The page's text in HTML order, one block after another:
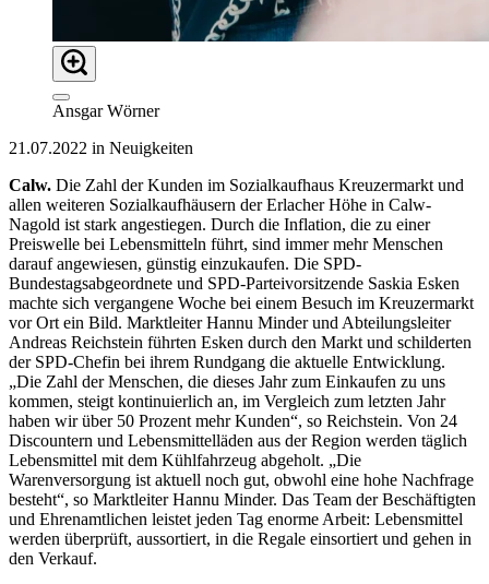
Ansgar Wörner
21.07.2022 in Neuigkeiten
Calw. Die Zahl der Kunden im Sozialkaufhaus Kreuzermarkt und
allen weiteren Sozialkaufhäusern der Erlacher Höhe in Calw-
Nagold ist stark angestiegen. Durch die Inflation, die zu einer
Preiswelle bei Lebensmitteln führt, sind immer mehr Menschen
darauf angewiesen, günstig einzukaufen. Die SPD-
Bundestagsabgeordnete und SPD-Parteivorsitzende Saskia Esken
machte sich vergangene Woche bei einem Besuch im Kreuzermarkt
vor Ort ein Bild. Marktleiter Hannu Minder und Abteilungsleiter
Andreas Reichstein führten Esken durch den Markt und schilderten
der SPD-Chefin bei ihrem Rundgang die aktuelle Entwicklung.
„Die Zahl der Menschen, die dieses Jahr zum Einkaufen zu uns
kommen, steigt kontinuierlich an, im Vergleich zum letzten Jahr
haben wir über 50 Prozent mehr Kunden“, so Reichstein. Von 24
Discountern und Lebensmittelläden aus der Region werden täglich
Lebensmittel mit dem Kühlfahrzeug abgeholt. „Die
Warenversorgung ist aktuell noch gut, obwohl eine hohe Nachfrage
besteht“, so Marktleiter Hannu Minder. Das Team der Beschäftigten
und Ehrenamtlichen leistet jeden Tag enorme Arbeit: Lebensmittel
werden überprüft, aussortiert, in die Regale einsortiert und gehen in
den Verkauf.